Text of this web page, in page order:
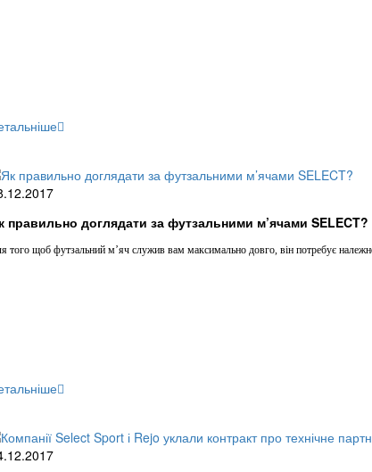
правильно доглядати за футзальними м’ячами SELECT?
того щоб футзальний м’яч служив вам максимально довго, він потребує